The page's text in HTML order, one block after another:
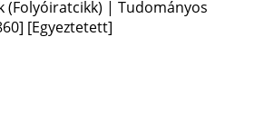
(Folyóiratcikk) | Tudományos
[Egyeztetett]